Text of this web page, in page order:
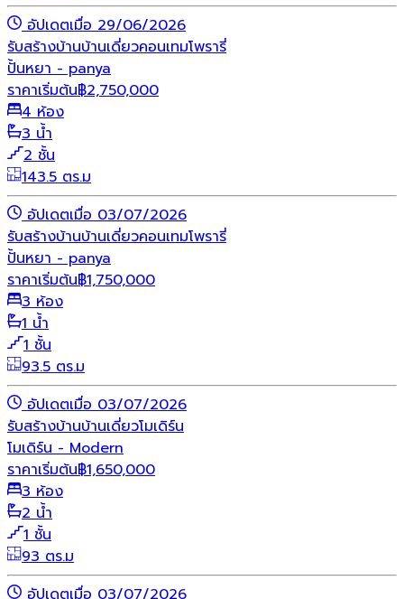
อัปเดตเมื่อ 29/06/2026
รับสร้างบ้านบ้านเดี่ยวคอนเทมโพรารี่
ปั้นหยา - panya
ราคาเริ่มต้น฿2,750,000
4 ห้อง
3 น้ำ
2 ชั้น
143.5 ตร.ม
อัปเดตเมื่อ 03/07/2026
รับสร้างบ้านบ้านเดี่ยวคอนเทมโพรารี่
ปั้นหยา - panya
ราคาเริ่มต้น฿1,750,000
3 ห้อง
1 น้ำ
1 ชั้น
93.5 ตร.ม
อัปเดตเมื่อ 03/07/2026
รับสร้างบ้านบ้านเดี่ยวโมเดิร์น
โมเดิร์น - Modern
ราคาเริ่มต้น฿1,650,000
3 ห้อง
2 น้ำ
1 ชั้น
93 ตร.ม